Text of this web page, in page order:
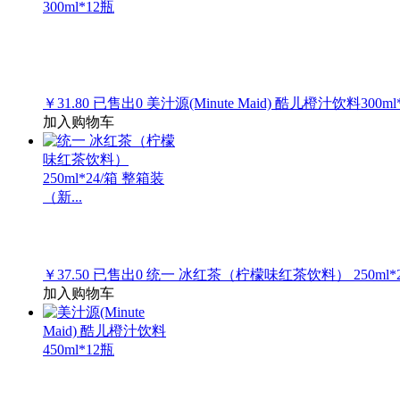
￥31.80 已售出0 美汁源(Minute Maid) 酷儿橙汁饮料
加入购物车
￥37.50 已售出0 统一 冰红茶（柠檬味红茶饮料）
加入购物车